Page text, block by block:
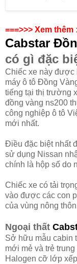
===>>> Xem thêm :
Cabstar
có gì đặc
Chiếc xe này được
máy ô tô Đồng
tiếng tại thị trường
đồng vàng ns200
công nghiệp ô tô
mới nhất.
Điều đặc biệt nhất
sử dụng Nissan
chính là hộp số do
Chiếc xe có tải
vào được các con
của vùng nông
Ngoại thất
Sở hữu mẫu cabin
mới mẻ và trẻ
Halogen cỡ lớp